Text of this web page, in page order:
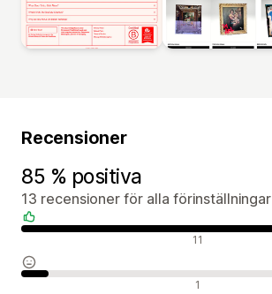
Recensioner
85 % positiva
13 recensioner för alla förinställningar
Positiva recensioner 11
Neutrala recensioner 1